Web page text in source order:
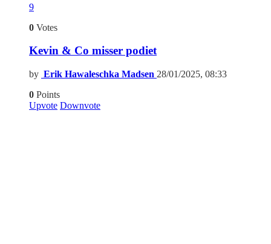
9
0 Votes
Kevin & Co misser podiet
by Erik Hawaleschka Madsen 28/01/2025, 08:33
0 Points
Upvote Downvote